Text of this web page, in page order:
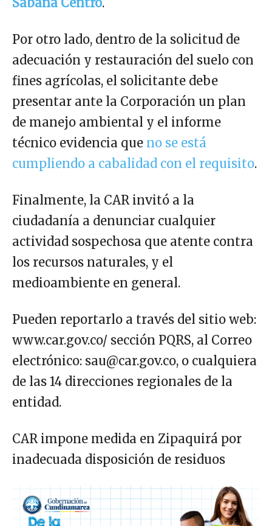
Por otro lado, dentro de la solicitud de
adecuación y restauración del suelo con
fines agrícolas, el solicitante debe
presentar ante la Corporación un plan
de manejo ambiental y el informe
técnico evidencia que no se está
cumpliendo a cabalidad con el requisito.
Finalmente, la CAR invitó a la
ciudadanía a denunciar cualquier
actividad sospechosa que atente contra
los recursos naturales, y el
medioambiente en general.
Pueden reportarlo a través del sitio web:
www.car.gov.co/ sección PQRS, al Correo
electrónico: sau@car.gov.co, o cualquiera
de las 14 direcciones regionales de la
entidad.
CAR impone medida en Zipaquirá por
inadecuada disposición de residuos